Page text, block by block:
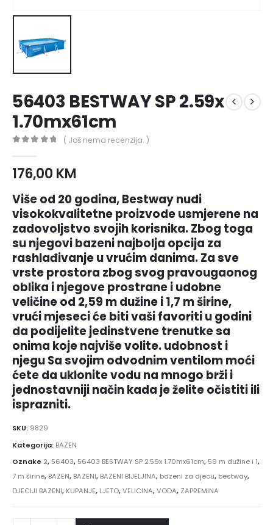
56403 BESTWAY SP 2.59x
1.70mx61cm
( Još nema recenzija. )
176,00 KM
Više od 20 godina, Bestway nudi
visokokvalitetne proizvode usmjerene na
zadovoljstvo svojih korisnika. Zbog toga
su njegovi bazeni najbolja opcija za
rashlađivanje u vrućim danima. Za sve
vrste prostora zbog svog pravougaonog
oblika i njegove prostrane i udobne
veličine od 2,59 m dužine i 1,7 m širine,
vrući mjeseci će biti vaši favoriti u godini
da podijelite jedinstvene trenutke sa
onima koje najviše volite. udobnost i
njegu Sa svojim odvodnim ventilom moći
ćete da uklonite vodu na mnogo brži i
jednostavniji način kada je želite očistiti ili
isprazniti.
SKU: 9829
Kategorija: BAZEN
Oznake 2, 56403, 56403 BESTWAY SP 2.59x 1.70mx61cm, 59 m dužine i 1,
7 m širine, BAZEN, BAZENI, BAZENI BIJELJINA, bazeni za djecu, bestway,
DJECIJI BAZENI, KUPANJE, LJETO,VELICINA,VODA, ZAPREMINA